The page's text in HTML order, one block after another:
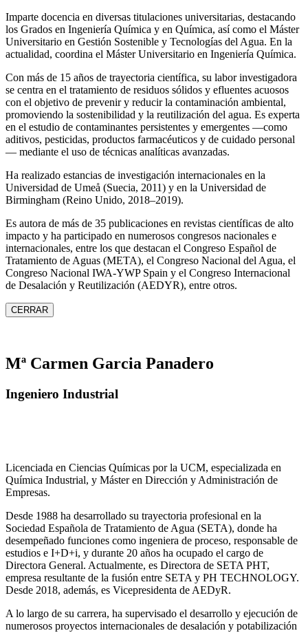
Imparte docencia en diversas titulaciones universitarias, destacando
los Grados en Ingeniería Química y en Química, así como el Máster
Universitario en Gestión Sostenible y Tecnologías del Agua. En la
actualidad, coordina el Máster Universitario en Ingeniería Química.
Con más de 15 años de trayectoria científica, su labor investigadora
se centra en el tratamiento de residuos sólidos y efluentes acuosos
con el objetivo de prevenir y reducir la contaminación ambiental,
promoviendo la sostenibilidad y la reutilización del agua. Es experta
en el estudio de contaminantes persistentes y emergentes —como
aditivos, pesticidas, productos farmacéuticos y de cuidado personal
— mediante el uso de técnicas analíticas avanzadas.
Ha realizado estancias de investigación internacionales en la
Universidad de Umeå (Suecia, 2011) y en la Universidad de
Birmingham (Reino Unido, 2018–2019).
Es autora de más de 35 publicaciones en revistas científicas de alto
impacto y ha participado en numerosos congresos nacionales e
internacionales, entre los que destacan el Congreso Español de
Tratamiento de Aguas (META), el Congreso Nacional del Agua, el
Congreso Nacional IWA‑YWP Spain y el Congreso Internacional
de Desalación y Reutilización (AEDYR), entre otros.
CERRAR
Mª Carmen Garcia Panadero
Ingeniero Industrial
Licenciada en Ciencias Químicas por la UCM, especializada en
Química Industrial, y Máster en Dirección y Administración de
Empresas.
Desde 1988 ha desarrollado su trayectoria profesional en la
Sociedad Española de Tratamiento de Agua (SETA), donde ha
desempeñado funciones como ingeniera de proceso, responsable de
estudios e I+D+i, y durante 20 años ha ocupado el cargo de
Directora General. Actualmente, es Directora de SETA PHT,
empresa resultante de la fusión entre SETA y PH TECHNOLOGY.
Desde 2018, además, es Vicepresidenta de AEDyR.
A lo largo de su carrera, ha supervisado el desarrollo y ejecución de
numerosos proyectos internacionales de desalación y potabilización